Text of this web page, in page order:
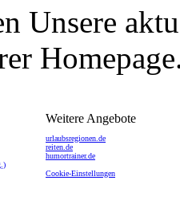
Unsere
Weitere Angebote
urlaubsregionen.de
reiten.de
humortrainer.de
Cookie-Einstellungen